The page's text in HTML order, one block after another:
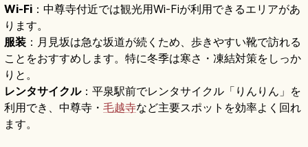
Wi-Fi ：中尊寺付近では観光用Wi-Fiが利用できるエリアがあ
ります。
服装 ：月見坂は急な坂道が続くため、歩きやすい靴で訪れる
ことをおすすめします。特に冬季は寒さ・凍結対策をしっか
りと。
レンタサイクル：平泉駅前でレンタサイクル「りんりん」を
利用でき、中尊寺・ 毛越寺など主要スポットを効率よく回れ
ます。